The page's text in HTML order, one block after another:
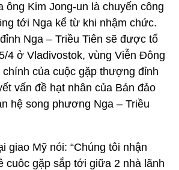
ông Kim Jong-un là chuyến công
tới Nga kể từ khi nhậm chức.
Nga – Triều Tiên sẽ được tổ
4 ở Vladivostok, vùng Viễn Đông
của cuộc gặp thượng đỉnh
vấn đề hạt nhân của Bán đảo
hệ song phương Nga – Triều
giao Mỹ nói: “Chúng tôi nhận
cuôc gặp sắp tới giữa 2 nhà lãnh